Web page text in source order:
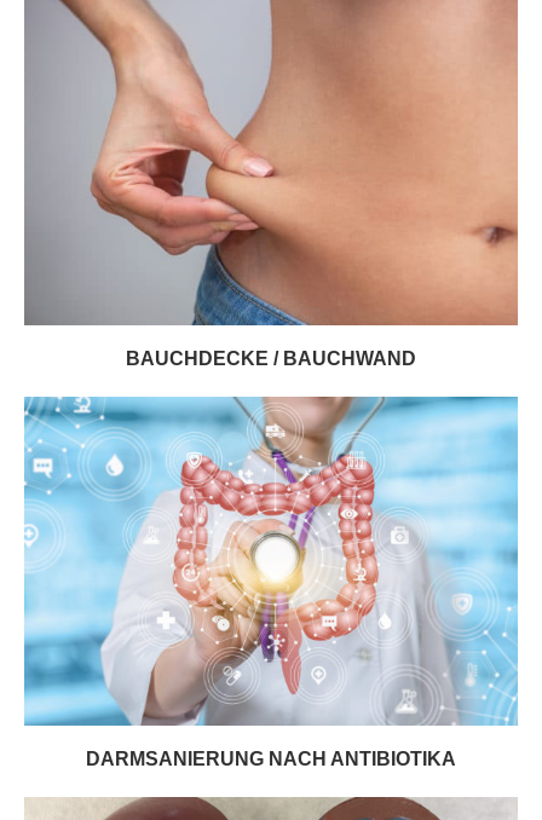
BAUCHDECKE / BAUCHWAND
DARMSANIERUNG NACH ANTIBIOTIKA